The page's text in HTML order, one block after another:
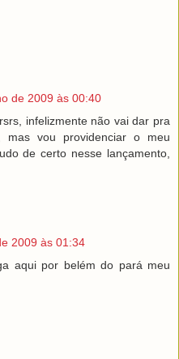
de 2009 às 00:40
infelizmente não vai dar pra
mas vou providenciar o meu
de certo nesse lançamento,
2009 às 01:34
aqui por belém do pará meu